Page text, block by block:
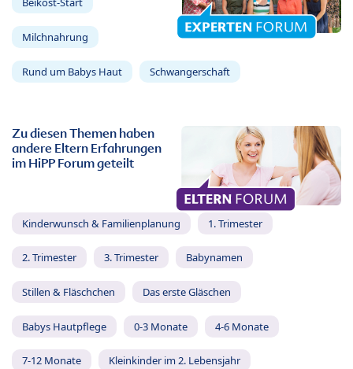
Milchnahrung
Rund um Babys Haut Schwangerschaft
Zu diesen Themen haben
andere Eltern Erfahrungen
im HiPP Forum geteilt
Kinderwunsch & Familienplanung 1. Trimester
2. Trimester 3. Trimester Babynamen
Stillen & Fläschchen Das erste Gläschen
Babys Hautpflege 0-3 Monate 4-6 Monate
7-12 Monate Kleinkinder im 2. Lebensjahr